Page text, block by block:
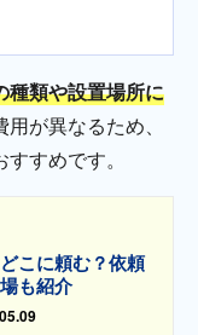
種類や設置場所に
が異なるため、
すめです。
こに頼む？依頼
も紹介